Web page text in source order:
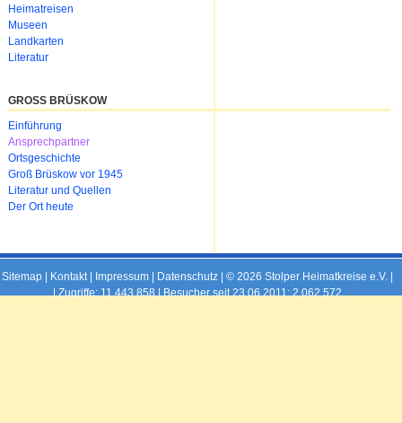
Heimatreisen
Museen
Landkarten
Literatur
GROSS BRÜSKOW
Navigation
überspringen
Einführung
Ansprechpartner
Ortsgeschichte
Groß Brüskow vor 1945
Literatur und Quellen
Der Ort heute
Sitemap| Kontakt| Impressum| Datenschutz| © 2026 Stolper Heimatkreise e.V. |
| Zugriffe: 11,443,858 | Besucher seit 23.06.2011: 2,062,572